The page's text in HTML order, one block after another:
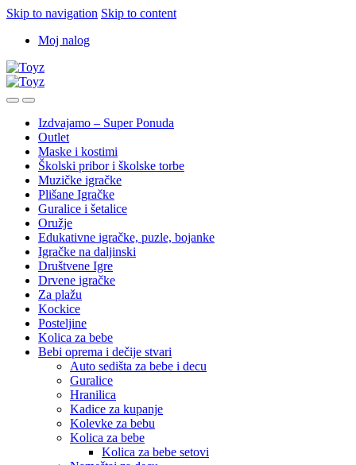
Skip to navigation Skip to content
Moj nalog
Izdvajamo – Super Ponuda
Outlet
Maske i kostimi
Školski pribor i školske torbe
Muzičke igračke
Plišane Igračke
Guralice i šetalice
Oružje
Edukativne igračke, puzle, bojanke
Igračke na daljinski
Društvene Igre
Drvene igračke
Za plažu
Kockice
Posteljine
Kolica za bebe
Bebi oprema i dečije stvari
Auto sedišta za bebe i decu
Guralice
Hranilica
Kadice za kupanje
Kolevke za bebu
Kolica za bebe
Kolica za bebe setovi